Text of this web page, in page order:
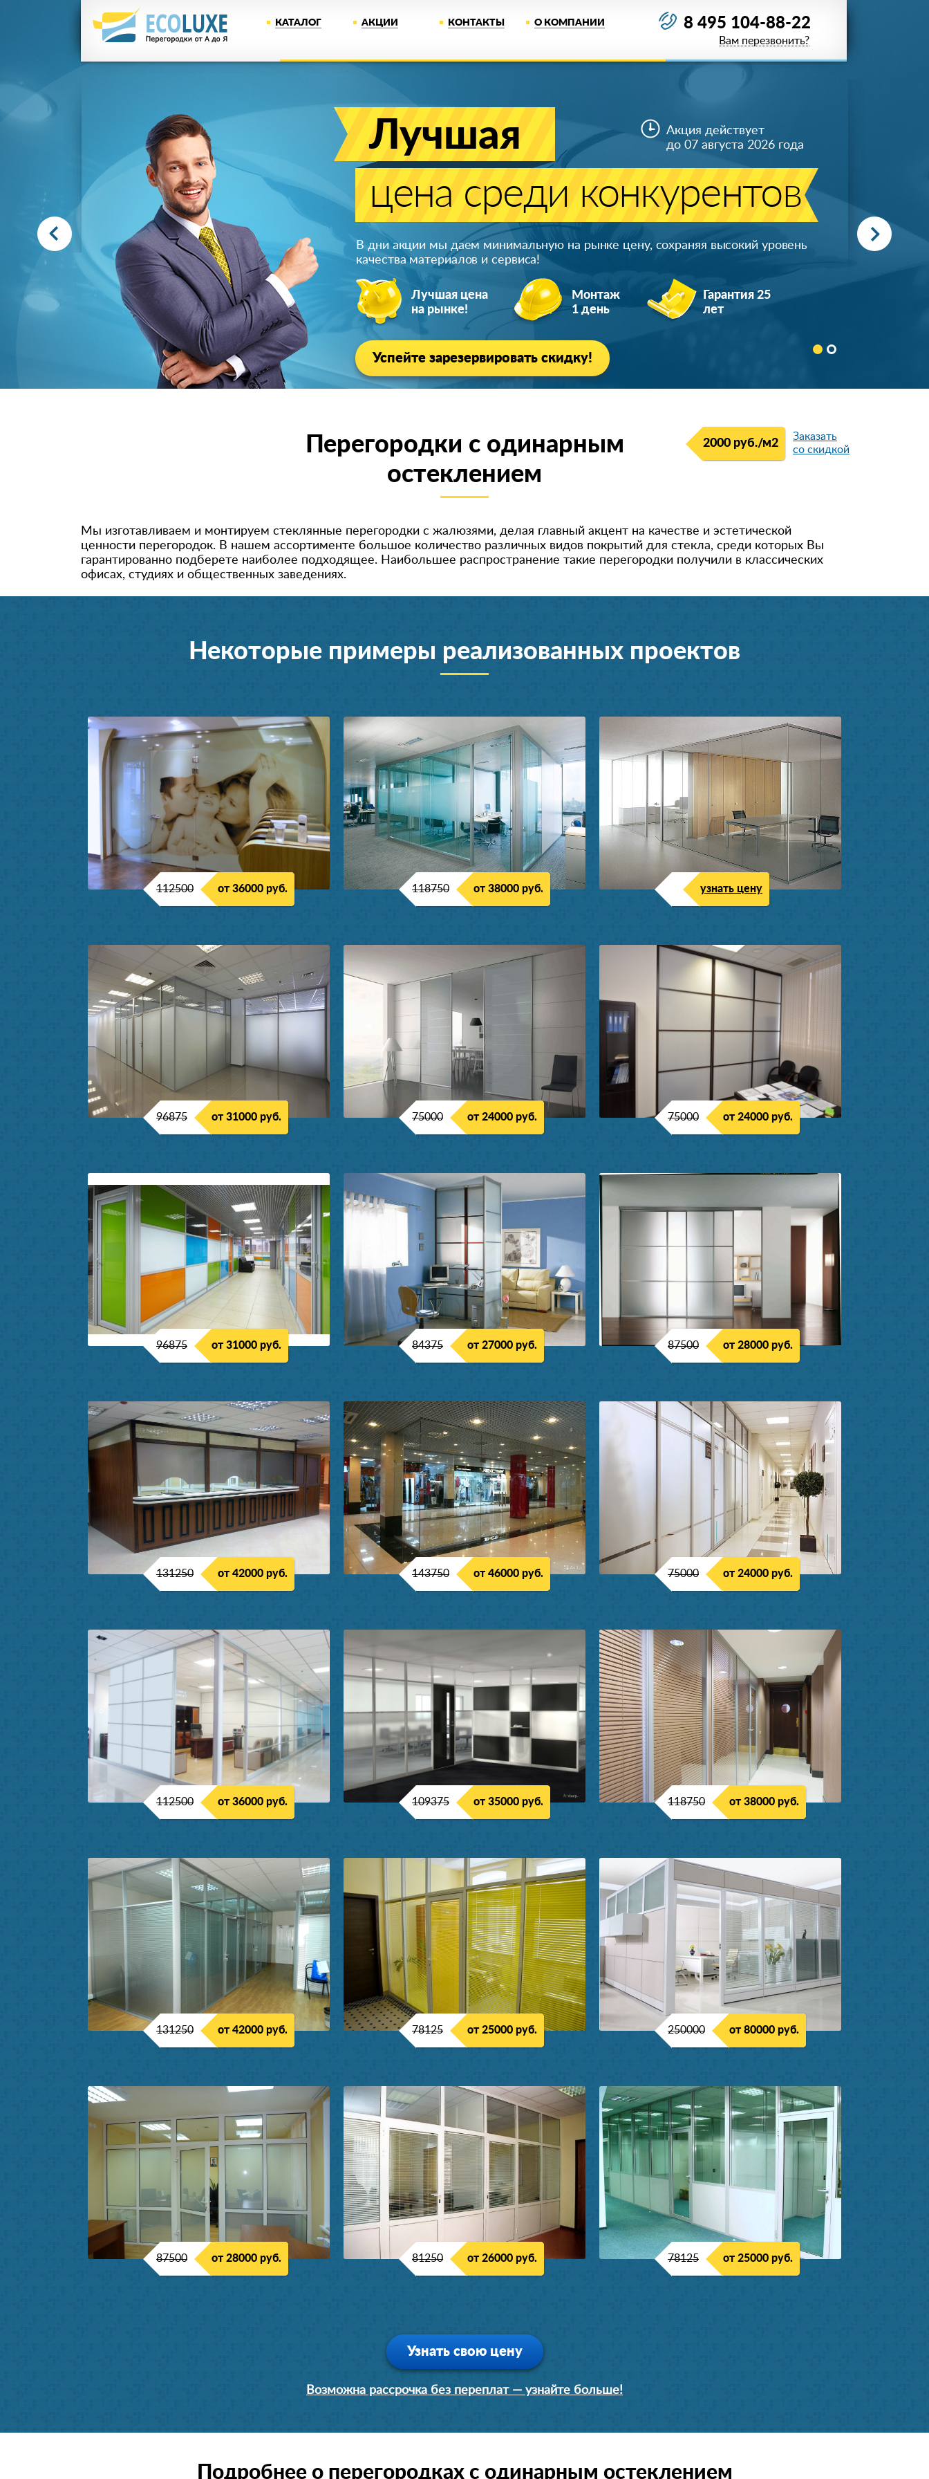
КАТАЛОГ АКЦИИ КОНТАКТЫ О КОМПАНИИ 8 495 104-88-22
Вам перезвонить?
Лучшая
цена среди конкурентов
Акция действует
до 07 августа 2026 года
В дни акции мы даем минимальную на рынке цену, сохраняя высокий уровень
качества материалов и сервиса!
Лучшая цена
на рынке!
Монтаж
1 день
Гарантия 25
лет
Успейте зарезервировать скидку!
2000 руб./м2
Заказать
со скидкой
Перегородки с одинарным
остеклением
Мы изготавливаем и монтируем стеклянные перегородки с жалюзями, делая главный акцент на качестве и эстетической
ценности перегородок. В нашем ассортименте большое количество различных видов покрытий для стекла, среди которых Вы
гарантированно подберете наиболее подходящее. Наибольшее распространение такие перегородки получили в классических
офисах, студиях и общественных заведениях.
Некоторые примеры реализованных проектов
112500 от 36000 руб. 118750 от 38000 руб. узнать цену
96875 от 31000 руб. 75000 от 24000 руб. 75000 от 24000 руб.
96875 от 31000 руб. 84375 от 27000 руб. 87500 от 28000 руб.
131250 от 42000 руб. 143750 от 46000 руб. 75000 от 24000 руб.
112500 от 36000 руб. 109375 от 35000 руб. 118750 от 38000 руб.
131250 от 42000 руб. 78125 от 25000 руб. 250000 от 80000 руб.
87500 от 28000 руб. 81250 от 26000 руб. 78125 от 25000 руб.
Узнать свою цену
Возможна рассрочка без переплат — узнайте больше!
Подробнее о перегородках с одинарным остеклением